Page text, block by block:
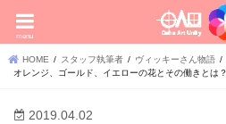
menu
HOME スタッフ執筆者
ヴィッキーさん物語
オレンジ、ゴールド、イエローの花とその働きとは？
2019.04.02